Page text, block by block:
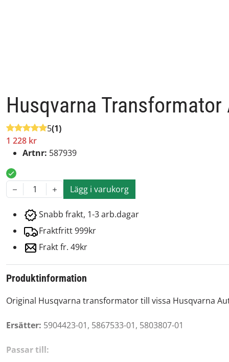
Husqvarna
5(1)
1 228 kr
Artnr: 587939
1 Lägg i varukorg
Snabb frakt, 1-3 arb.dagar
Fraktfritt 999kr
Frakt fr. 49kr
Produktinformation
Original Husqvarna transformator till vissa Husqvarna
Ersätter: 5904423-01, 5867533-01, 5803807-01
Passar till: